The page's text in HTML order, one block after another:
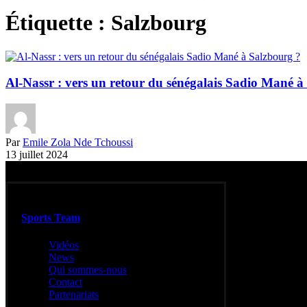
Étiquette : Salzbourg
Al-Nassr : vers un retour du sénégalais Sadio Mané
Par Emile Zola Nde Tchoussi
13 juillet 2024
Sports Team
Vidéos
News
Qui sommes-nous
Contact
Partenariats